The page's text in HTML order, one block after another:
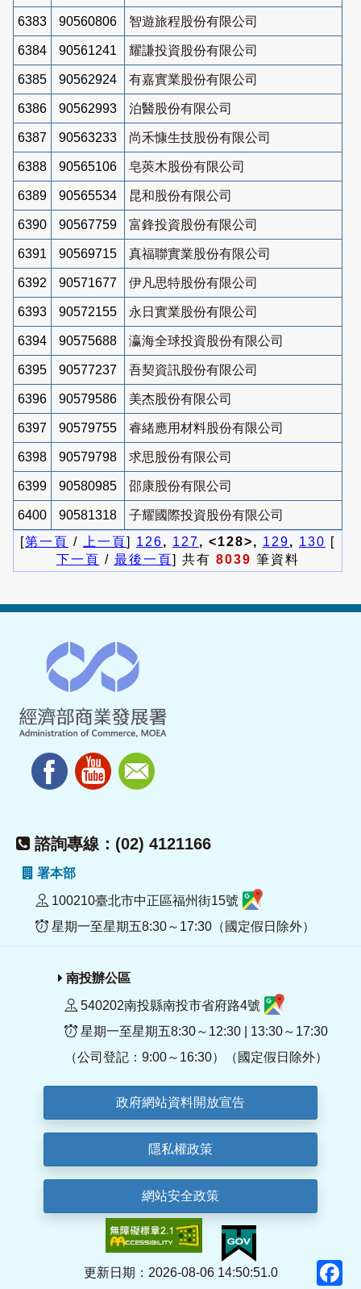
6383 90560806 智遊旅程股份有限公司
6384 90561241 耀謙投資股份有限公司
6385 90562924 有嘉實業股份有限公司
6386 90562993 泊醫股份有限公司
6387 90563233 尚禾慷生技股份有限公司
6388 90565106 皂莢木股份有限公司
6389 90565534 昆和股份有限公司
6390 90567759 富鋒投資股份有限公司
6391 90569715 真福聯實業股份有限公司
6392 90571677 伊凡思特股份有限公司
6393 90572155 永日實業股份有限公司
6394 90575688 瀛海全球投資股份有限公司
6395 90577237 吾契資訊股份有限公司
6396 90579586 美杰股份有限公司
6397 90579755 睿緒應用材料股份有限公司
6398 90579798 求思股份有限公司
6399 90580985 邵康股份有限公司
6400 90581318
子耀國際投資股份有限公司
[第一頁 / 上一頁] 126, 127, <128>, 129, 130 [
下一頁 / 最後一頁] 共有 8039 筆資料
諮詢專線：(02) 4121166
署本部
100210臺北市中正區福州街15號
星期一至星期五8:30～17:30（國定假日除外）
南投辦公區
540202南投縣南投市省府路4號
星期一至星期五8:30～12:30 | 13:30～17:30
（公司登記：9:00～16:30）（國定假日除外）
政府網站資料開放宣告
隱私權政策
網站安全政策
更新日期：2026-08-06 14:50:51.0